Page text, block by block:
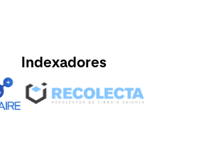
Indexadores